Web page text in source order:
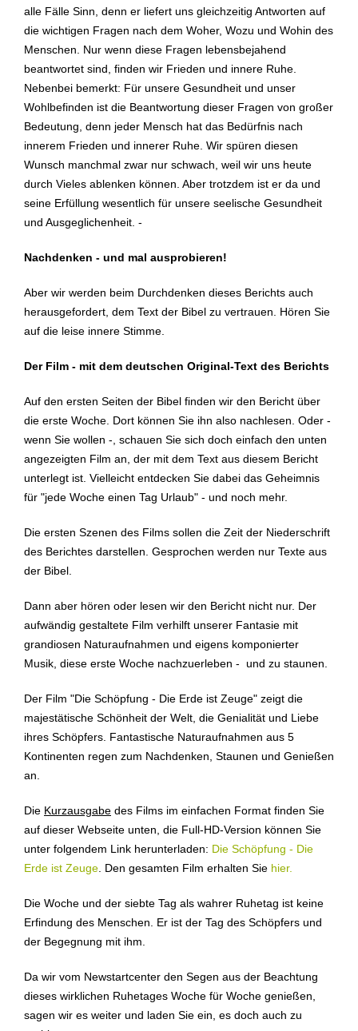
alle Fälle Sinn, denn er liefert uns gleichzeitig Antworten auf
die wichtigen Fragen nach dem Woher, Wozu und Wohin des
Menschen. Nur wenn diese Fragen lebensbejahend
beantwortet sind, finden wir Frieden und innere Ruhe.
Nebenbei bemerkt: Für unsere Gesundheit und unser
Wohlbefinden ist die Beantwortung dieser Fragen von großer
Bedeutung, denn jeder Mensch hat das Bedürfnis nach
innerem Frieden und innerer Ruhe. Wir spüren diesen
Wunsch manchmal zwar nur schwach, weil wir uns heute
durch Vieles ablenken können. Aber trotzdem ist er da und
seine Erfüllung wesentlich für unsere seelische Gesundheit
und Ausgeglichenheit. -
Nachdenken - und mal ausprobieren!
Aber wir werden beim Durchdenken dieses Berichts auch
herausgefordert, dem Text der Bibel zu vertrauen. Hören Sie
auf die leise innere Stimme.
Der Film - mit dem deutschen Original-Text des Berichts
Auf den ersten Seiten der Bibel finden wir den Bericht über
die erste Woche. Dort können Sie ihn also nachlesen. Oder -
wenn Sie wollen -, schauen Sie sich doch einfach den unten
angezeigten Film an, der mit dem Text aus diesem Bericht
unterlegt ist. Vielleicht entdecken Sie dabei das Geheimnis
für "jede Woche einen Tag Urlaub" - und noch mehr.
Die ersten Szenen des Films sollen die Zeit der Niederschrift
des Berichtes darstellen. Gesprochen werden nur Texte aus
der Bibel.
Dann aber hören oder lesen wir den Bericht nicht nur. Der
aufwändig gestaltete Film verhilft unserer Fantasie mit
grandiosen Naturaufnahmen und eigens komponierter
Musik, diese erste Woche nachzuerleben - und zu staunen.
Der Film "Die Schöpfung - Die Erde ist Zeuge" zeigt die
majestätische Schönheit der Welt, die Genialität und Liebe
ihres Schöpfers. Fantastische Naturaufnahmen aus 5
Kontinenten regen zum Nachdenken, Staunen und Genießen
an.
Die Kurzausgabe des Films im einfachen Format finden Sie
auf dieser Webseite unten, die Full-HD-Version können Sie
unter folgendem Link herunterladen: Die Schöpfung - Die
Erde ist Zeuge . Den gesamten Film erhalten Sie hier.
Die Woche und der siebte Tag als wahrer Ruhetag ist keine
Erfindung des Menschen. Er ist der Tag des Schöpfers und
der Begegnung mit ihm.
Da wir vom Newstartcenter den Segen aus der Beachtung
dieses wirklichen Ruhetages Woche für Woche genießen,
sagen wir es weiter und laden Sie ein, es doch auch zu